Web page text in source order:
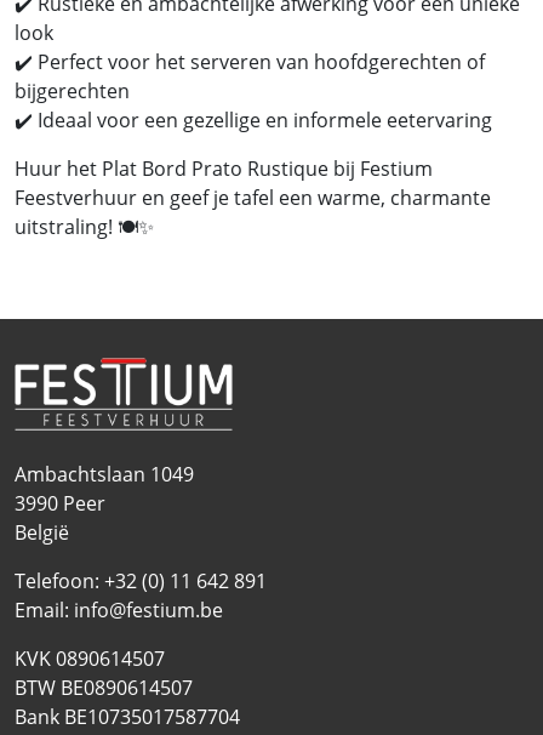
look
✔️ Perfect voor het serveren van hoofdgerechten of
bijgerechten
✔️ Ideaal voor een gezellige en informele eetervaring
Huur het Plat Bord Prato Rustique bij Festium
Feestverhuur en geef je tafel een warme, charmante
uitstraling! 🍽️✨
Ambachtslaan 1049
3990 Peer
België
Telefoon: +32 (0) 11 642 891
Email: info@festium.be
KVK 0890614507
BTW BE0890614507
Bank BE10735017587704